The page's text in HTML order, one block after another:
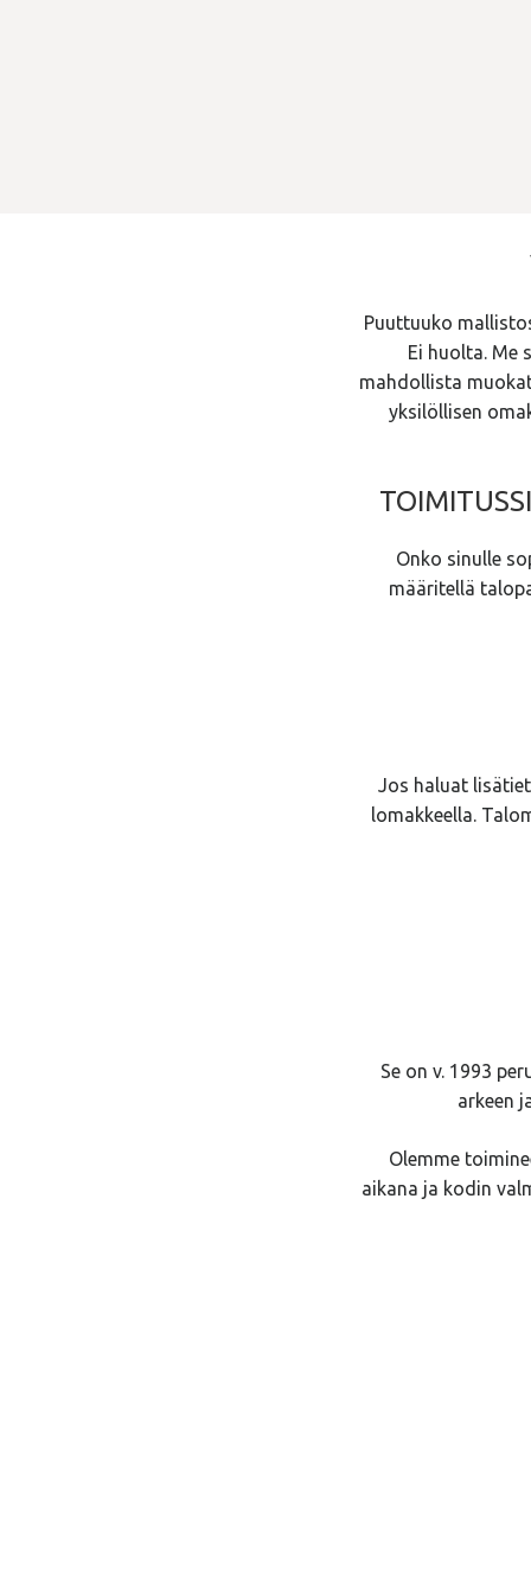
Puuttuuko
Ei huolta. Me
mahdollista
yksilöllisen
Onko sinulle
määritellä
Jos haluat
lomakkeella.
Se on v. 1993
arkeen
Olemme
aikana ja kodin